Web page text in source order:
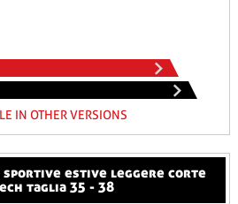
IN OTHER VERSIONS
taglia 35 - 38